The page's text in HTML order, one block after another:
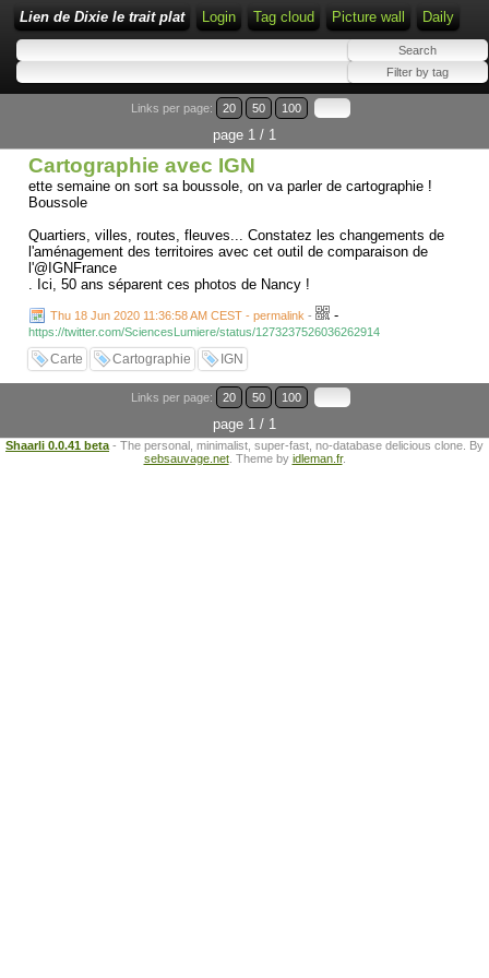
Lien de Dixie le trait plat Login Tag cloud Picture wall Daily
Links per page: 20 50 100
page 1 / 1
Cartographie avec IGN
ette semaine on sort sa boussole, on va parler de cartographie !
Boussole
Quartiers, villes, routes, fleuves... Constatez les changements de
l'aménagement des territoires avec cet outil de comparaison de
l'@IGNFrance
. Ici, 50 ans séparent ces photos de Nancy !
Thu 18 Jun 2020 11:36:58 AM CEST - permalink - -
https://twitter.com/SciencesLumiere/status/1273237526036262914
Carte Cartographie IGN
Links per page: 20 50 100
page 1 / 1
Shaarli 0.0.41 beta - The personal, minimalist, super-fast, no-database delicious clone. By
sebsauvage.net. Theme by idleman.fr.